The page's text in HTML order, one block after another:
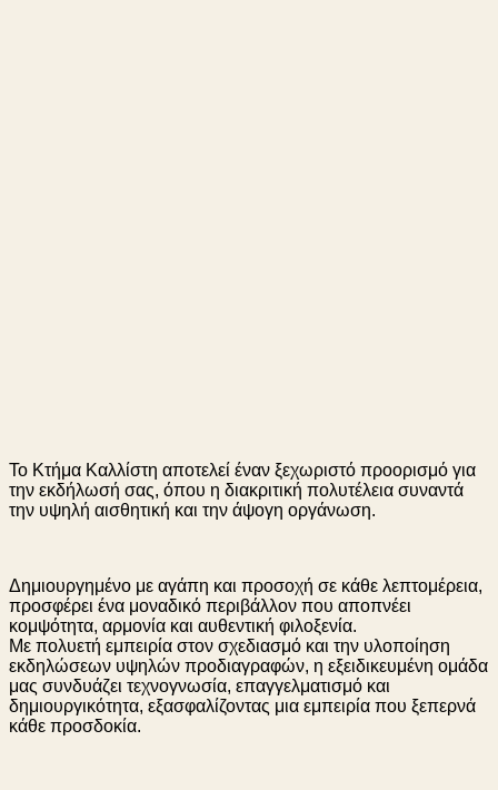
Το Κτήμα Καλλίστη αποτελεί έναν ξεχωριστό προορισμό για
την εκδήλωσή σας, όπου η διακριτική πολυτέλεια συναντά
την υψηλή αισθητική και την άψογη οργάνωση.
Δημιουργημένο με αγάπη και προσοχή σε κάθε λεπτομέρεια,
προσφέρει ένα μοναδικό περιβάλλον που αποπνέει
κομψότητα, αρμονία και αυθεντική φιλοξενία.
Με πολυετή εμπειρία στον σχεδιασμό και την υλοποίηση
εκδηλώσεων υψηλών προδιαγραφών, η εξειδικευμένη ομάδα
μας συνδυάζει τεχνογνωσία, επαγγελματισμό και
δημιουργικότητα, εξασφαλίζοντας μια εμπειρία που ξεπερνά
κάθε προσδοκία.